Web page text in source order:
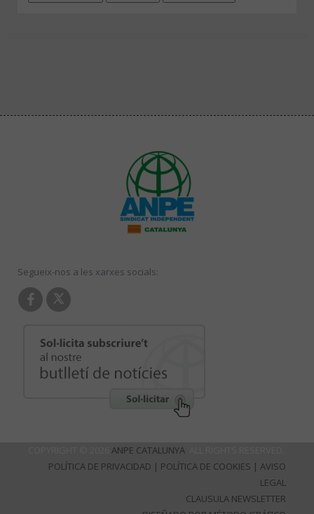
Segueix-nos a les xarxes socials:
ANPE CATALUNYA
POLÍTICA DE PRIVACIDAD | POLÍTICA DE COOKIES | AVISO
LEGAL
CLAUSULA NEWSLETTER